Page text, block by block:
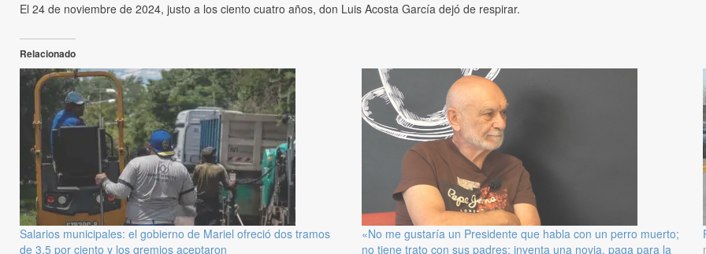
El 24 de noviembre de 2024, justo a los ciento cuatro años, don Luis Acosta García dejó de respirar.
Relacionado
Salarios municipales: el gobierno de Mariel ofreció dos tramos
de 3,5 por ciento y los gremios aceptaron
«No me gustaría un Presidente que habla con un perro muerto;
no tiene trato con sus padres; inventa una novia, paga para la